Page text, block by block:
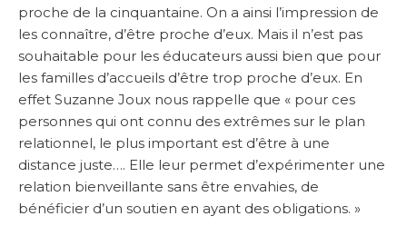
proche de la cinquantaine. On a ainsi l’impression de
les connaître, d’être proche d’eux. Mais il n’est pas
souhaitable pour les éducateurs aussi bien que pour
les familles d’accueils d’être trop proche d’eux. En
effet Suzanne Joux nous rappelle que « pour ces
personnes qui ont connu des extrêmes sur le plan
relationnel, le plus important est d’être à une
distance juste…. Elle leur permet d’expérimenter une
relation bienveillante sans être envahies, de
bénéficier d’un soutien en ayant des obligations. »